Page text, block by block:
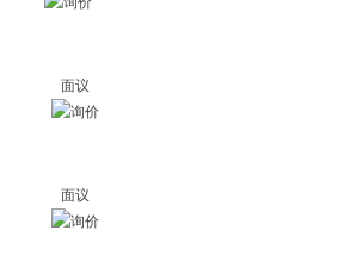
面议
面议